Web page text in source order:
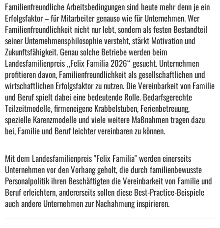
Familienfreundliche Arbeitsbedingungen sind heute mehr denn je ein
Erfolgsfaktor – für Mitarbeiter genauso wie für Unternehmen. Wer
Familienfreundlichkeit nicht nur lebt, sondern als festen Bestandteil
seiner Unternehmensphilosophie versteht, stärkt Motivation und
Zukunftsfähigkeit. Genau solche Betriebe werden beim
Landesfamilienpreis „Felix Familia 2026“ gesucht. Unternehmen
profitieren davon, Familienfreundlichkeit als gesellschaftlichen und
wirtschaftlichen Erfolgsfaktor zu nutzen. Die Vereinbarkeit von Familie
und Beruf spielt dabei eine bedeutende Rolle. Bedarfsgerechte
Teilzeitmodelle, firmeneigene Krabbelstuben, Ferienbetreuung,
spezielle Karenzmodelle und viele weitere Maßnahmen tragen dazu
bei, Familie und Beruf leichter vereinbaren zu können.
Mit dem Landesfamilienpreis "Felix Familia" werden einerseits
Unternehmen vor den Vorhang geholt, die durch familienbewusste
Personalpolitik ihren Beschäftigten die Vereinbarkeit von Familie und
Beruf erleichtern, andererseits sollen diese Best-Practice-Beispiele
auch andere Unternehmen zur Nachahmung inspirieren.